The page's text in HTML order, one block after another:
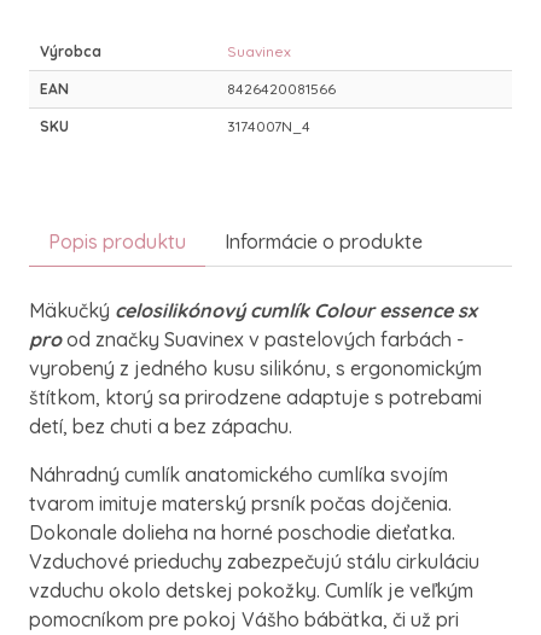
Výrobca Suavinex
EAN 8426420081566
SKU 3174007N_4
Popis produktu Informácie o produkte
Mäkučký celosilikónový cumlík Colour essence sx
prood značky Suavinex v pastelových farbách -
vyrobený z jedného kusu silikónu, s ergonomickým
štítkom, ktorý sa prirodzene adaptuje s potrebami
detí, bez chuti a bez zápachu.
Náhradný cumlík anatomického cumlíka svojím
tvarom imituje materský prsník počas dojčenia.
Dokonale dolieha na horné poschodie dieťatka.
Vzduchové prieduchy zabezpečujú stálu cirkuláciu
vzduchu okolo detskej pokožky. Cumlík je veľkým
pomocníkom pre pokoj Vášho bábätka, či už pri